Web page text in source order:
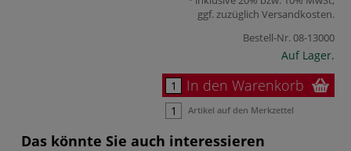
ggf. zuzüglich Versandkosten.
Bestell-Nr.08-13000
Auf Lager.
In den Warenkorb
Artikel auf den Merkzettel
Das könnte Sie auch interessieren